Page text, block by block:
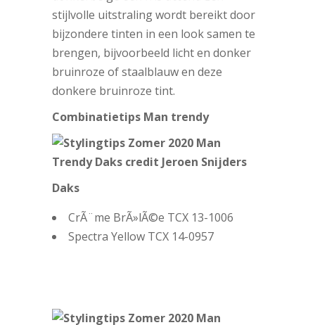
stijlvolle uitstraling wordt bereikt door
bijzondere tinten in een look samen te
brengen, bijvoorbeeld licht en donker
bruinroze of staalblauw en deze
donkere bruinroze tint.
Combinatietips Man trendy
Daks
CrÃ¨me BrÃ»lÃ©e TCX 13-1006
Spectra Yellow TCX 14-0957